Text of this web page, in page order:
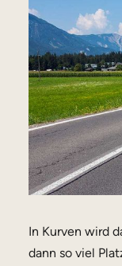
In Kurven wird
dann so viel